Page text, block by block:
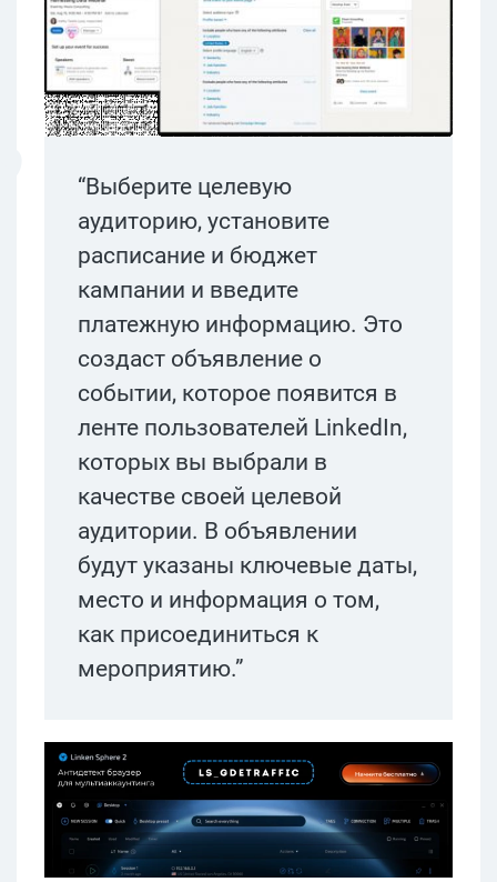
“Выберите целевую
аудиторию, установите
расписание и бюджет
кампании и введите
платежную информацию. Это
создаст объявление о
событии, которое появится в
ленте пользователей LinkedIn,
которых вы выбрали в
качестве своей целевой
аудитории. В объявлении
будут указаны ключевые даты,
место и информация о том,
как присоединиться к
мероприятию.”